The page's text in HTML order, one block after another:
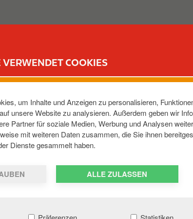
VERWENDET COOKIES
um Inhalte und Anzeigen zu personalisieren,
unsere Website zu analysieren. Außerdem geben wir
Partner für soziale Medien, Werbung und Analysen
mit weiteren Daten zusammen, die Sie ihnen
Dienste gesammelt haben.
ALLE ZULASSEN
STR
,06242,DE